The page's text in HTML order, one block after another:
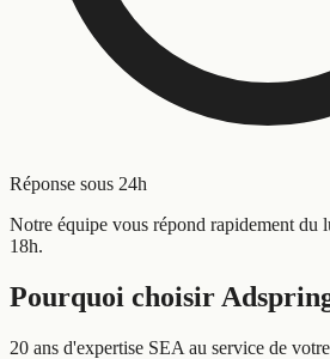
Réponse sous 24h
Notre équipe vous répond rapidement du
18h.
Pourquoi choisir
20 ans d'expertise SEA au service de